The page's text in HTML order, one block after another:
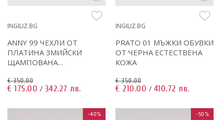
INGILIZ.BG
ANNY 99 ЧЕХЛИ ОТ
ПЛАТИНА ЗМИЙСКИ
ЩАМПОВАНА
€ 350.00
€ 175.00 / 342.27 лв.
INGILIZ.BG
PRATO 01 МЪЖКИ ОБУВКИ
ОТ ЧЕРНА ЕСТЕСТВЕНА
КОЖА
€ 350.00
€ 210.00 / 410.72 лв.
-40% -50%